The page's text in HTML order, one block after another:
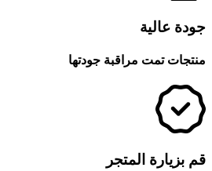
جودة عالية
منتجات تمت مراقبة جودتها
قم بزيارة المتجر